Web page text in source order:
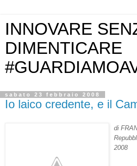
INNOVARE
DIMENTICARE
sabato 23 febbraio 2008
Io laico credente, e il
di
2008